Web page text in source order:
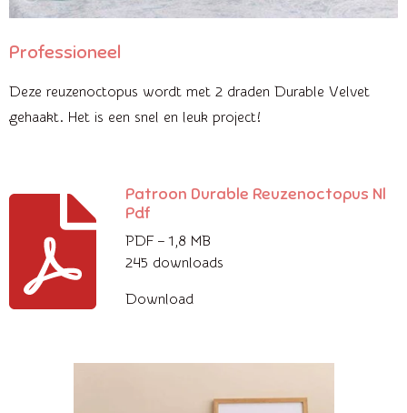
Professioneel
Deze reuzenoctopus wordt met 2 draden Durable Velvet
gehaakt. Het is een snel en leuk project!
Patroon Durable Reuzenoctopus Nl
Pdf
PDF – 1,8 MB
245 downloads
Download